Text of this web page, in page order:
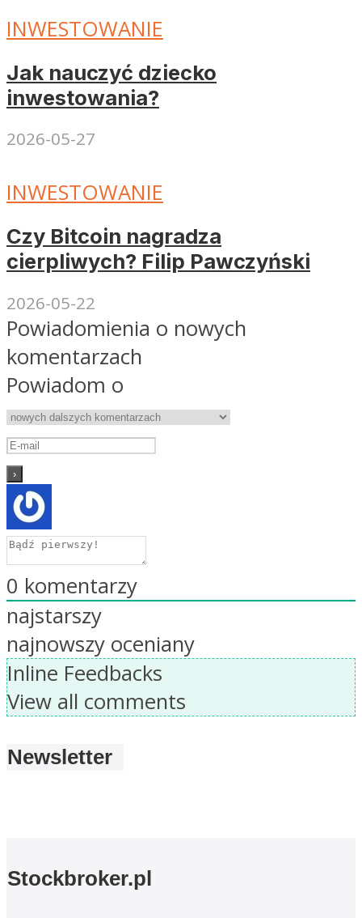
INWESTOWANIE
Jak nauczyć dziecko
inwestowania?
2026-05-27
INWESTOWANIE
Czy Bitcoin nagradza
cierpliwych? Filip Pawczyński
2026-05-22
Powiadomienia o nowych
komentarzach
Powiadom o
0 komentarzy
najstarszy
najnowszy oceniany
Inline Feedbacks
View all comments
Newsletter
Stockbroker.pl